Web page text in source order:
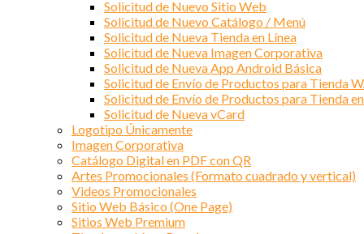
Solicitud de Nuevo Sitio Web
Solicitud de Nuevo Catálogo / Menú
Solicitud de Nueva Tienda en Línea
Solicitud de Nueva Imagen Corporativa
Solicitud de Nueva App Android Básica
Solicitud de Envío de Productos para Tienda
Solicitud de Envío de Productos para Tienda
Solicitud de Nueva vCard
Logotipo Únicamente
Imagen Corporativa
Catálogo Digital en PDF con QR
Artes Promocionales (Formato cuadrado y vertical)
Videos Promocionales
Sitio Web Básico (One Page)
Sitios Web Premium